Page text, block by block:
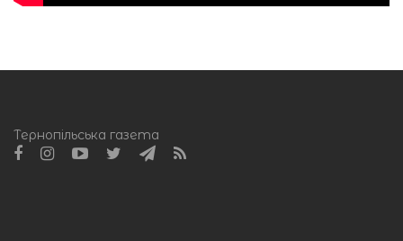
Тернопільська газета